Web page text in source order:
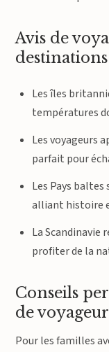
Avis de
Les îles
températures
Les voyageurs
parfait pour
Les Pays
alliant histoire
La Scandinavie
profiter de la
Conseils
de voyageur
Pour les familles